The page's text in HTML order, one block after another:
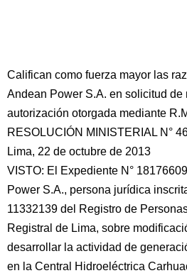
Califican como fuerza mayor las
Andean Power S.A. en solicitud de
autorización otorgada mediante
RESOLUCIÓN MINISTERIAL N°
Lima, 22 de octubre de 2013
VISTO: El Expediente N°
Power S.A., persona jurídica
11332139 del Registro de
Registral de Lima, sobre
desarrollar la actividad de
en la Central
Hidroeléctrica